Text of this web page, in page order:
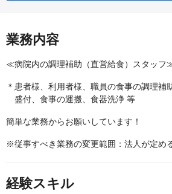
業務内容
≪病院内の調理補助（直営給食）スタッフ
＊患者様、利用者様、職員の食事の調理補
盛付、食事の運搬、食器洗浄 等
簡単な業務からお願いしています！
※従事すべき業務の変更範囲：法人が定め
経験スキル